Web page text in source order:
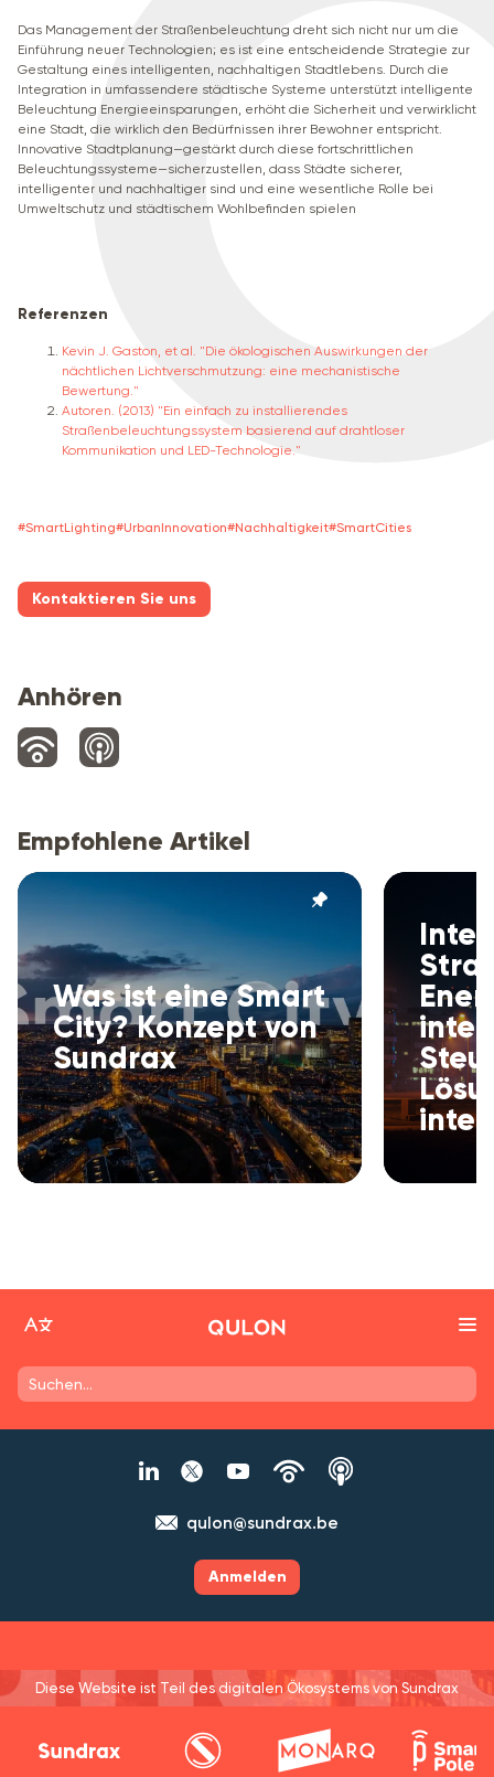
Das Management der Straßenbeleuchtung dreht sich nicht nur um die
Einführung neuer Technologien; es ist eine entscheidende Strategie zur
Gestaltung eines intelligenten, nachhaltigen Stadtlebens. Durch die
Integration in umfassendere städtische Systeme unterstützt intelligente
Beleuchtung Energieeinsparungen, erhöht die Sicherheit und verwirklicht
eine Stadt, die wirklich den Bedürfnissen ihrer Bewohner entspricht.
Innovative Stadtplanung—gestärkt durch diese fortschrittlichen
Beleuchtungssysteme—sicherzustellen, dass Städte sicherer,
intelligenter und nachhaltiger sind und eine wesentliche Rolle bei
Umweltschutz und städtischem Wohlbefinden spielen
Referenzen
Kevin J. Gaston, et al. "Die ökologischen Auswirkungen der
nächtlichen Lichtverschmutzung: eine mechanistische
Bewertung."
Autoren. (2013) "Ein einfach zu installierendes
Straßenbeleuchtungssystem basierend auf drahtloser
Kommunikation und LED-Technologie."
#SmartLighting#UrbanInnovation#Nachhaltigkeit#SmartCities
Kontaktieren Sie uns
Anhören
Empfohlene Artikel
Was ist eine Smart
City? Konzept von
Sundrax
qulon@sundrax.be
Anmelden
Diese Website ist Teil des digitalen Ökosystems von Sundrax